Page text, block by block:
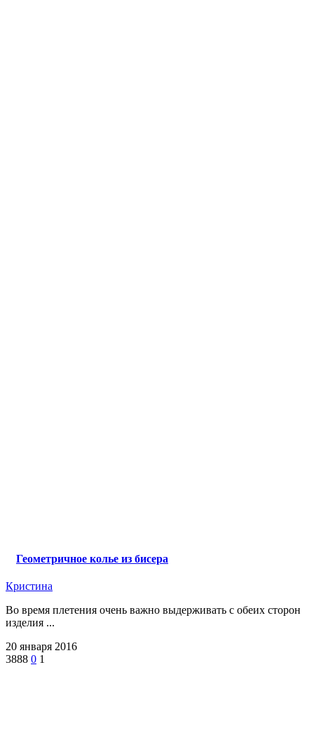
Геометричное колье из бисера
Кристина
Во время плетения очень важно выдерживать с обеих сторон
изделия ...
20 января 2016
3888 0 1